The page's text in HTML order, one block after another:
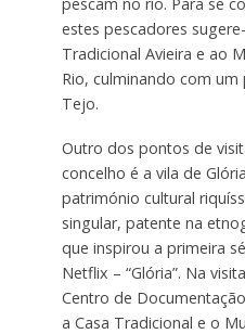
estes pescadores
Tradicional Avieira e ao
Rio, culminando com
Tejo.
Outro dos pontos de
concelho é a vila de
património cultural
singular, patente na
que inspirou a primeira
Netflix – “Glória”. Na
Centro de
a Casa Tradicional e o